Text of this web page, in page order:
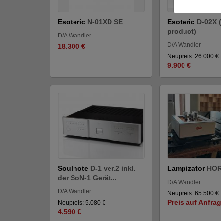
Esoteric N-01XD SE
D/A Wandler
18.300 €
Esoteric D-02X
product)
D/A Wandler
Neupreis: 26.000 €
9.900 €
Soulnote D-1 ver.2 inkl.
der SoN-1 Gerät...
D/A Wandler
Neupreis: 5.080 €
4.590 €
Lampizator
D/A Wandler
Neupreis: 65.500 €
Preis auf